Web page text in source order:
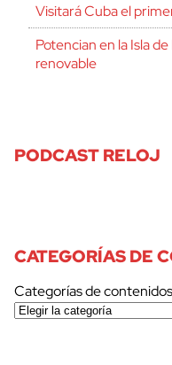
Visitará Cuba el
Potencian en la Isla
renovable
PODCAST RELOJ
CATEGORÍAS DE
Categorías de contenidos